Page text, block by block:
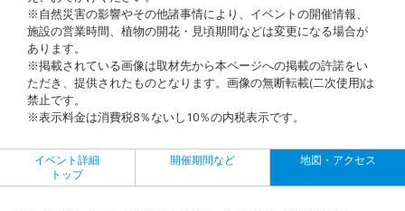
※自然災害の影響やその他諸事情により、イベントの開催情報、
施設の営業時間、植物の開花・見頃期間などは変更になる場合が
あります。
※掲載されている画像は取材先から本ページへの掲載の許諾をい
ただき、提供されたものとなります。画像の無断転載(二次使用)は
禁止です。
※表示料金は消費税8％ないし10％の内税表示です。
イベント詳細
トップ
開催期間など 地図・アクセス